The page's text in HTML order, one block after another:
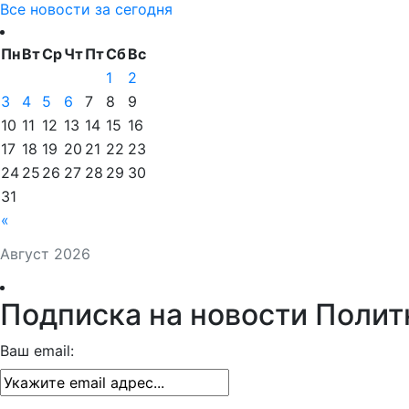
Все новости за сегодня
Август 2026
ПнВтСрЧтПтСбВс
«
1
2
3
4 5 6 7 8
9
10 11 12 13 14 15 16
17 18 19 20 21 22 23
24 25 26 27 28 29 30
31
Подписка на новости
Ваш email: